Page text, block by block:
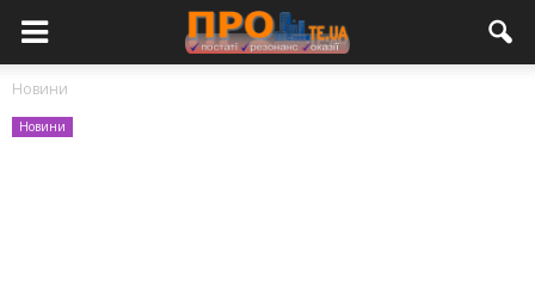
Новини
Новини